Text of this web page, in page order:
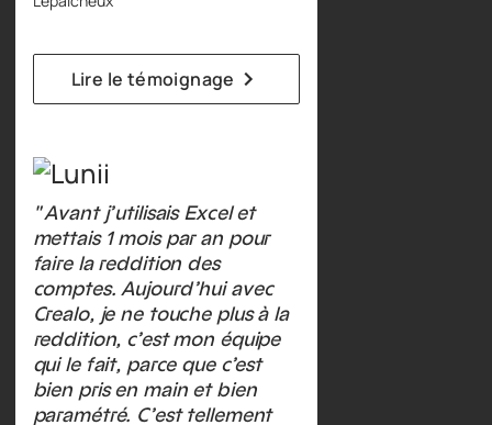
Lire le témoignage
" Avant j’utilisais Excel et
mettais 1 mois par an pour
faire la reddition des
comptes. Aujourd’hui avec
Crealo, je ne touche plus à la
reddition, c’est mon équipe
qui le fait, parce que c’est
bien pris en main et bien
paramétré. C’est tellement